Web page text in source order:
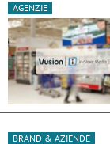
AGENZIE
BRAND & AZIENDE